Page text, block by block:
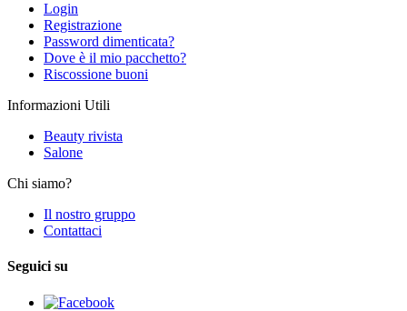
Login
Registrazione
Password dimenticata?
Dove è il mio pacchetto?
Riscossione buoni
Informazioni Utili
Beauty rivista
Salone
Chi siamo?
Il nostro gruppo
Contattaci
Seguici su